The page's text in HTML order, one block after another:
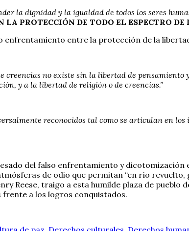
la dignidad y la igualdad de todos los seres
LA PROTECCIÓN DE TODO EL ESPECTRO
enfrentamiento entre la protección de la
creencias no existe sin la libertad de
y a la libertad de religión o de creencias.”
reconocidos tal como se articulan en
del falso enfrentamiento y
de odio que permitan “en río revuelto,
Reese, traigo a esta humilde plaza de
frente a los logros conquistados.